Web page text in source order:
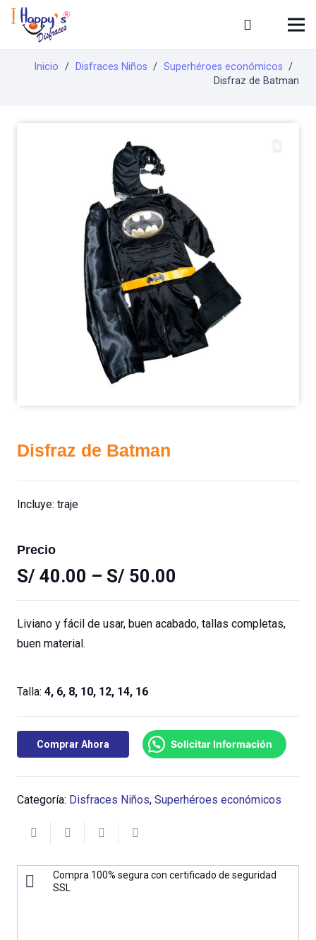
Inicio / Disfraces Niños / Superhéroes económicos /
Disfraz de Batman
Disfraz de Batman
Incluye: traje
Precio
S/ 40.00 – S/ 50.00
Liviano y fácil de usar, buen acabado, tallas completas,
buen material.
Talla: 4, 6, 8, 10, 12, 14, 16
Comprar Ahora Solicitar Información
Categoría: Disfraces Niños, Superhéroes económicos
Compra 100% segura con certificado de seguridad
SSL